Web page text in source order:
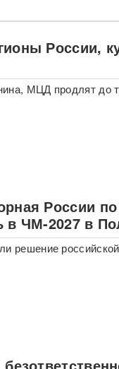
России,
МЦД продлят до
России
в ЧМ-2027 в
решение